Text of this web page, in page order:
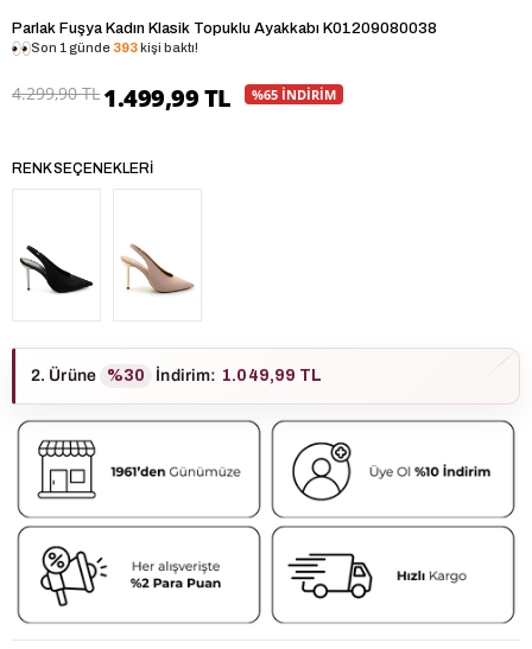
Parlak Fuşya Kadın Klasik Topuklu Ayakkabı K01209080038
Son 1 günde 393kişi baktı!
4.299,90 TL 1.499,99 TL %65 İNDİRİM
RENK SEÇENEKLERI
2. Ürüne %30 İndirim: 1.049,99 TL